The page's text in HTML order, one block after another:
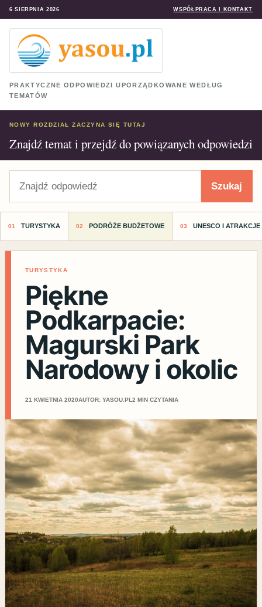
6 SIERPNIA 2026 WSPÓŁPRACA I KONTAKT
PRAKTYCZNE ODPOWIEDZI UPORZĄDKOWANE WEDŁUG
TEMATÓW
NOWY ROZDZIAŁ ZACZYNA SIĘ TUTAJ
Znajdź temat i przejdź do powiązanych odpowiedzi
Szukaj
TURYSTYKA PODRÓŻE BUDŻETOWE UNESCO I
TURYSTYKA
Piękne
Podkarpacie:
Magurski Park
Narodowy i okolic
21 KWIETNIA 2020AUTOR: YASOU.PL 2 MIN CZYTANIA